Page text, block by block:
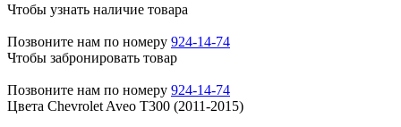
Чтобы узнать наличие товара
Позвоните нам по номеру 924-14-74
Чтобы забронировать товар
Позвоните нам по номеру 924-14-74
Цвета Chevrolet Aveo T300 (2011-2015)